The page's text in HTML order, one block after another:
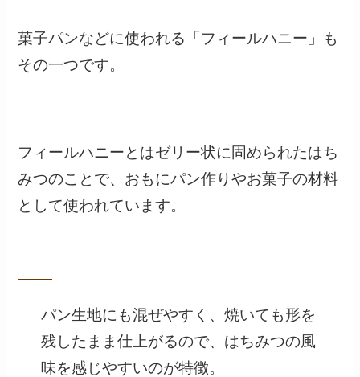
菓子パンなどに使われる「フィールハニー」も
その一つです。
フィールハニーとはゼリー状に固められたはち
みつのことで、おもにパン作りやお菓子の材料
として使われています。
パン生地にも混ぜやすく、焼いても形を
残したまま仕上がるので、はちみつの風
味を感じやすいのが特徴。